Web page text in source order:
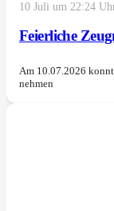
10 Juli um 22:24
Feierliche
Am 10.07.2026
nehmen